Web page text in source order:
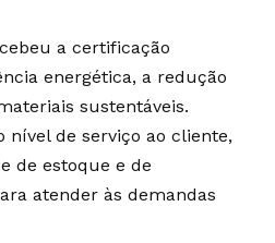
a certificação
energética, a redução
sustentáveis.
nível de serviço ao cliente,
de estoque e de
atender às demandas